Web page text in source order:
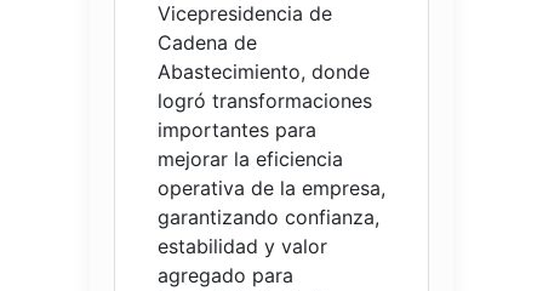
Vicepresidencia de
Cadena de
Abastecimiento, donde
logró transformaciones
importantes para
mejorar la eficiencia
operativa de la empresa,
garantizando confianza,
estabilidad y valor
agregado para